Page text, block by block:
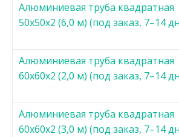
Алюминиевая труба квадратная
50х50х2 (6,0 м) (под заказ, 7–14
Алюминиевая труба квадратная
60х60х2 (2,0 м) (под заказ, 7–14
Алюминиевая труба квадратная
60х60х2 (3,0 м) (под заказ, 7–14